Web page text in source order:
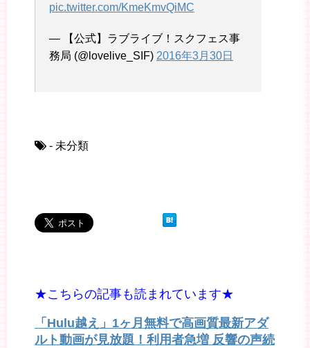
pic.twitter.com/KmeKmvQiMC
— 【公式】ラブライブ！スクフェス事
務局 (@lovelive_SIF) 2016年3月30日
- 未分類
★こちらの記事も読まれています★
「Hulu越え」1ヶ月無料で高画質最新アダ
ルト動画が見放題！利用者急増 反響の声続